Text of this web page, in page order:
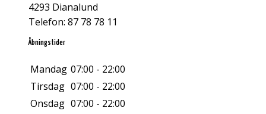
4293 Dianalund
Telefon: 87 78 78 11
Åbningstider
Mandag 07:00 - 22:00
Tirsdag 07:00 - 22:00
Onsdag 07:00 - 22:00